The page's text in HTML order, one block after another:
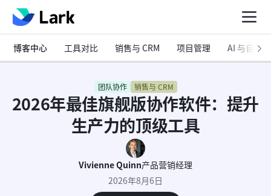
博客中心 工具对比 销售与 CRM 项目管理 AI 与自动化
团队协作 销售与 CRM
2026年最佳旗舰版协作软件：提升
生产力的顶级工具
Vivienne Quinn产品营销经理
2026年8月6日